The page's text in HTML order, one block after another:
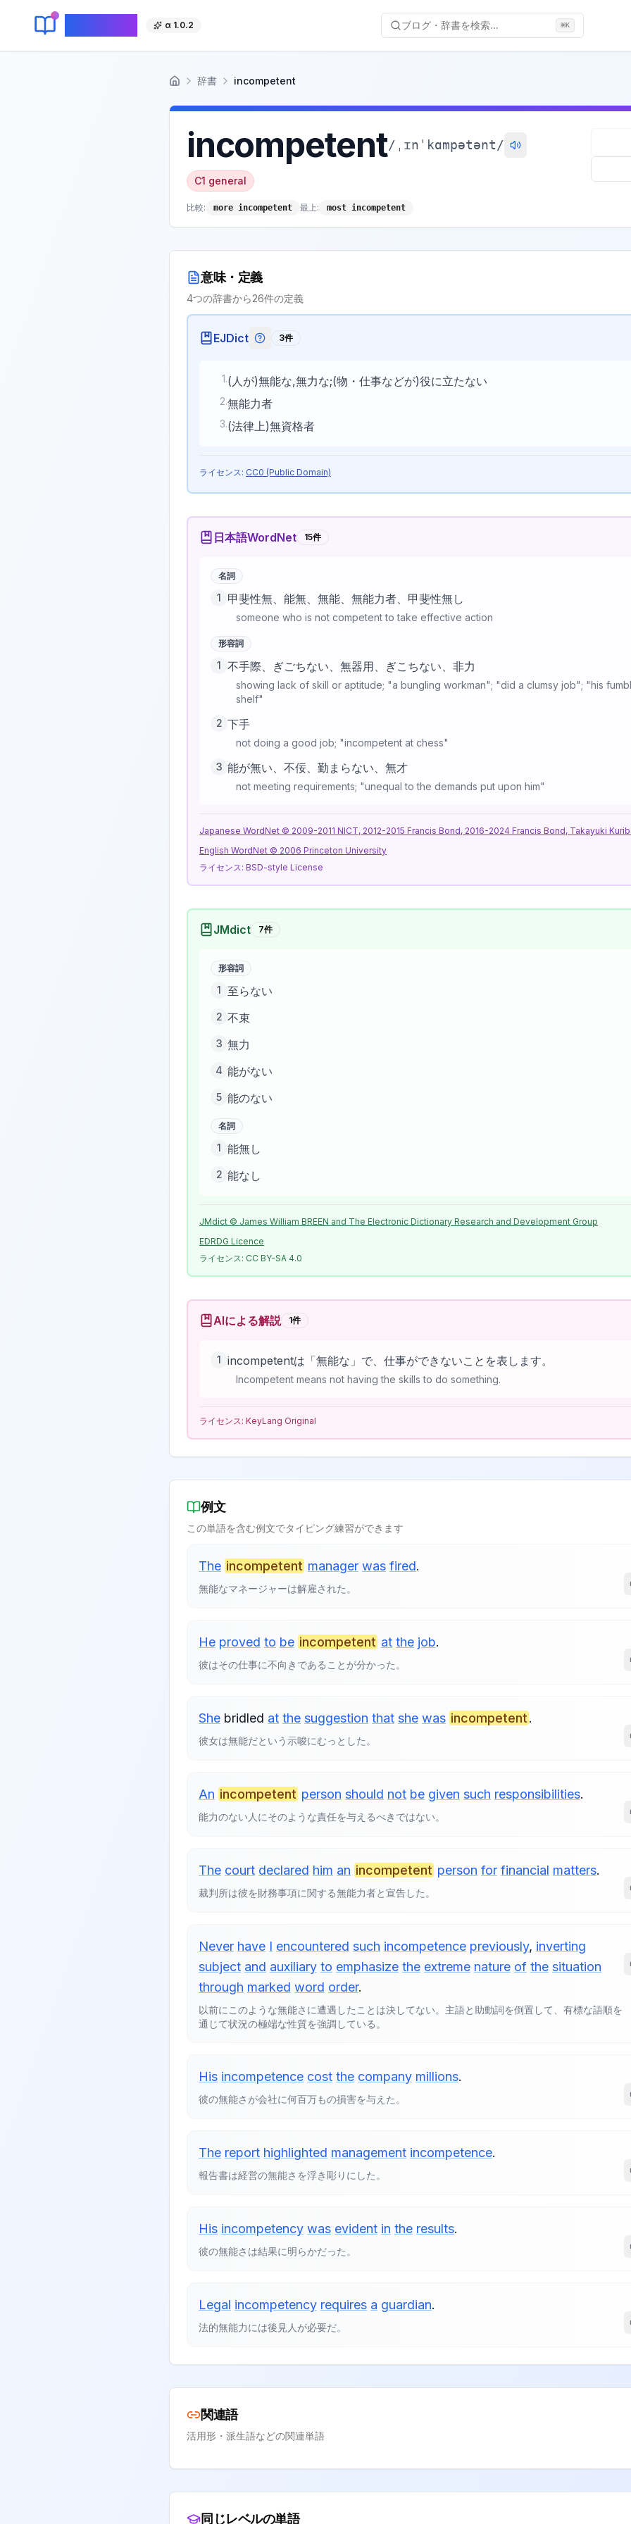
α 1.0.2 ブログ・辞書を検索... ⌘K
ホーム 辞書 incompetent
incompetent/ ˌɪnˈkɑmpətənt/
C1 general
比較: more incompetent 最上: most incompetent
意味・定義
4つの辞書から26件の定義
EJDict EJDictの記号説明
3件
1.(人が)無能な,無力な;(物・仕事などが)役に立たない
2.無能力者
3.(法律上)無資格者
ライセンス: CC0 (Public Domain)
日本語WordNet 15件
名詞
1 甲斐性無、能無、無能、無能力者、甲斐性無し
someone who is not competent to take effective action
形容詞
1 不手際、ぎごちない、無器用、ぎこちない、非力
showing lack of skill or aptitude; "a bungling workman"; "did a clumsy job"; "his
shelf"
2 下手
not doing a good job; "incompetent at chess"
3 能が無い、不佞、勤まらない、無才
not meeting requirements; "unequal to the demands put upon him"
Japanese WordNet © 2009-2011 NICT, 2012-2015 Francis Bond, 2016-2024 Francis Bond, Takayuki
English WordNet © 2006 Princeton University
ライセンス: BSD-style License
JMdict 7件
形容詞
1 至らない
2 不束
3 無力
4 能がない
5 能のない
名詞
1 能無し
2 能なし
JMdict © James William BREEN and The Electronic Dictionary Research and Development Group
EDRDG Licence
ライセンス: CC BY-SA 4.0
AIによる解説 1件
1 incompetentは「無能な」で、仕事ができないことを表します。
Incompetent means not having the skills to do something.
ライセンス: KeyLang Original
例文
この単語を含む例文でタイピング練習ができます
The incompetent manager was fired.
無能なマネージャーは解雇された。
He proved to be incompetent at the job.
彼はその仕事に不向きであることが分かった。
She bridled at the suggestion that she was incompetent.
彼女は無能だという示唆にむっとした。
An incompetent person should not be given such responsibilities.
能力のない人にそのような責任を与えるべきではない。
The court declared him an incompetent person for financial matters.
裁判所は彼を財務事項に関する無能力者と宣告した。
Never have I encountered such incompetence previously, inverting
subject and auxiliary to emphasize the extreme nature of the situation
through marked word order.
以前にこのような無能さに遭遇したことは決してない。主語と助動詞を倒置して、有標な語順を
通じて状況の極端な性質を強調している。
His incompetence cost the company millions.
彼の無能さが会社に何百万もの損害を与えた。
The report highlighted management incompetence.
報告書は経営の無能さを浮き彫りにした。
His incompetency was evident in the results.
彼の無能さは結果に明らかだった。
Legal incompetency requires a guardian.
法的無能力には後見人が必要だ。
関連語
活用形・派生語などの関連単語
同じレベルの単語